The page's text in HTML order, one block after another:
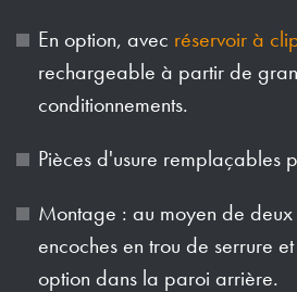
En option, avec réservoir à
rechargeable à partir de
conditionnements.
Pièces d'usure remplaçables
Montage : au moyen de deux
encoches en trou de serrure
option dans la paroi arrière.